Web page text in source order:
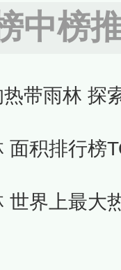
中榜
带雨林 探
面积排行榜
世界上最大